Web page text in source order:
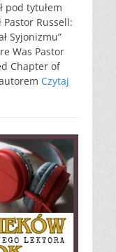
pod tytułem
Pastor Russell:
Syjonizmu”
Was Pastor
Chapter of
Czytaj